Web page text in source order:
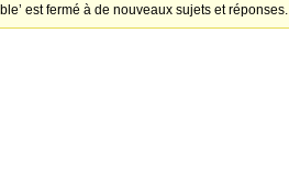
est fermé à de nouveaux sujets et réponses.